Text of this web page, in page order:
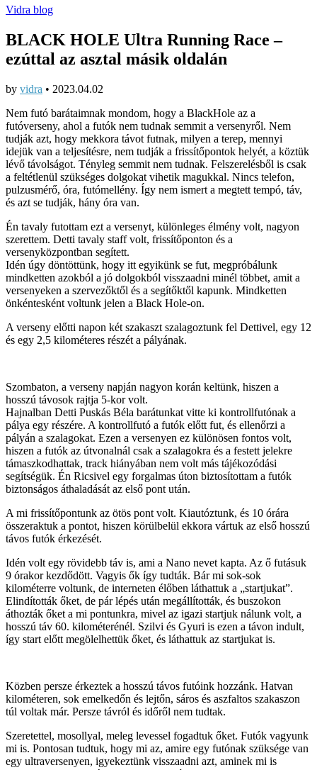
Vidra blog
BLACK HOLE Ultra Running Race –
ezúttal az asztal másik oldalán
by vidra • 2023.04.02
Nem futó barátaimnak mondom, hogy a BlackHole az a
futóverseny, ahol a futók nem tudnak semmit a versenyről. Nem
tudják azt, hogy mekkora távot futnak, milyen a terep, mennyi
idejük van a teljesítésre, nem tudják a frissítőpontok helyét, a köztük
lévő távolságot. Tényleg semmit nem tudnak. Felszerelésből is csak
a feltétlenül szükséges dolgokat vihetik magukkal. Nincs telefon,
pulzusmérő, óra, futómellény. Így nem ismert a megtett tempó, táv,
és azt se tudják, hány óra van.
Én tavaly futottam ezt a versenyt, különleges élmény volt, nagyon
szerettem. Detti tavaly staff volt, frissítőponton és a
versenyközpontban segített.
Idén úgy döntöttünk, hogy itt egyikünk se fut, megpróbálunk
mindketten azokból a jó dolgokból visszaadni minél többet, amit a
versenyeken a szervezőktől és a segítőktől kapunk. Mindketten
önkéntesként voltunk jelen a Black Hole-on.
A verseny előtti napon két szakaszt szalagoztunk fel Dettivel, egy 12
és egy 2,5 kilométeres részét a pályának.
Szombaton, a verseny napján nagyon korán keltünk, hiszen a
hosszú távosok rajtja 5-kor volt.
Hajnalban Detti Puskás Béla barátunkat vitte ki kontrollfutónak a
pálya egy részére. A kontrollfutó a futók előtt fut, és ellenőrzi a
pályán a szalagokat. Ezen a versenyen ez különösen fontos volt,
hiszen a futók az útvonalnál csak a szalagokra és a festett jelekre
támaszkodhattak, track hiányában nem volt más tájékozódási
segítségük. Én Ricsivel egy forgalmas úton biztosítottam a futók
biztonságos áthaladását az első pont után.
A mi frissítőpontunk az ötös pont volt. Kiautóztunk, és 10 órára
összeraktuk a pontot, hiszen körülbelül ekkora vártuk az első hosszú
távos futók érkezését.
Idén volt egy rövidebb táv is, ami a Nano nevet kapta. Az ő futásuk
9 órakor kezdődött. Vagyis ők így tudták. Bár mi sok-sok
kilométerre voltunk, de interneten élőben láthattuk a „startjukat”.
Elindították őket, de pár lépés után megállították, és buszokon
áthozták őket a mi pontunkra, mivel az igazi startjuk nálunk volt, a
hosszú táv 60. kilométerénél. Szilvi és Gyuri is ezen a távon indult,
így start előtt megölelhettük őket, és láthattuk az startjukat is.
Közben persze érkeztek a hosszú távos futóink hozzánk. Hatvan
kilométeren, sok emelkedőn és lejtőn, sáros és aszfaltos szakaszon
túl voltak már. Persze távról és időről nem tudtak.
Szeretettel, mosollyal, meleg levessel fogadtuk őket. Futók vagyunk
mi is. Pontosan tudtuk, hogy mi az, amire egy futónak szüksége van
egy ultraversenyen, igyekeztünk visszaadni azt, aminek mi is